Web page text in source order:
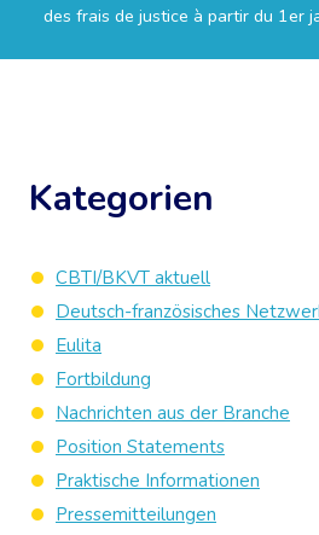
des frais de justice à partir du 1er
Kategorien
CBTI/BKVT aktuell
Deutsch-französisches
Eulita
Fortbildung
Nachrichten aus der Branche
Position Statements
Praktische Informationen
Pressemitteilungen